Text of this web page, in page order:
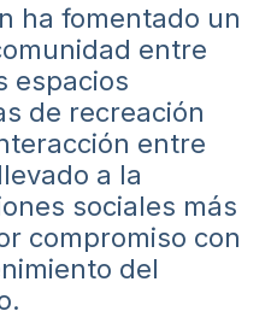
ha fomentado un
entre
espacios
de recreación
entre
a la
sociales más
compromiso con
del